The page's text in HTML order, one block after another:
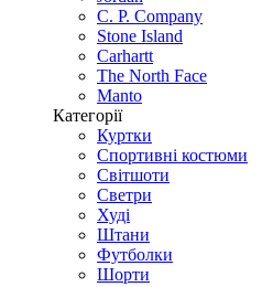
C. P. Company
Stone Island
Carhartt
The North Face
Manto
Категорії
Куртки
Спортивні костюми
Світшоти
Светри
Худі
Штани
Футболки
Шорти